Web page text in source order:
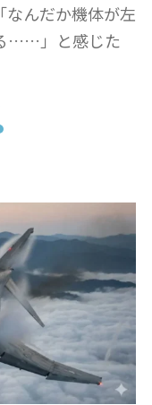
なんだか機体が左
……」と感じた